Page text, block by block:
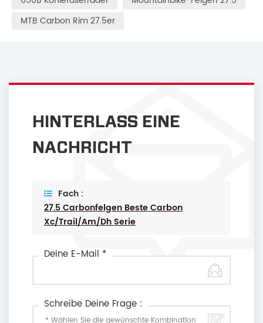
MTB Carbon Rim 27.5er
HINTERLASS EINE
NACHRICHT
Fach :
27.5 Carbonfelgen Beste Carbon
Xc/trail/am/dh Serie
Deine E-Mail *
Schreibe Deine Frage :